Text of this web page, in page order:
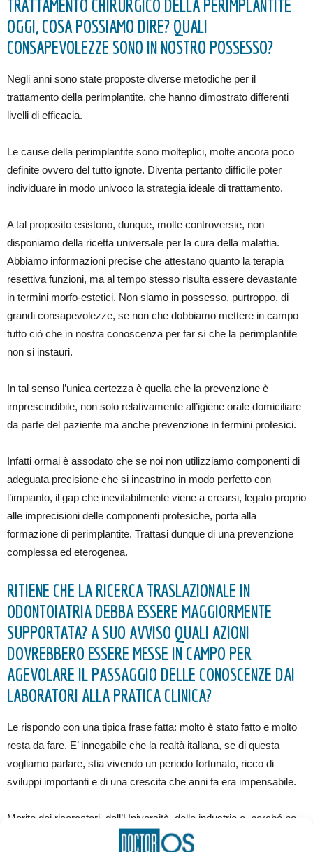
TRATTAMENTO CHIRURGICO DELLA PERIMPLANTITE
OGGI, COSA POSSIAMO DIRE? QUALI
CONSAPEVOLEZZE SONO IN NOSTRO POSSESSO?
Negli anni sono state proposte diverse metodiche per il
trattamento della perimplantite, che hanno dimostrato differenti
livelli di efficacia.
Le cause della perimplantite sono molteplici, molte ancora poco
definite ovvero del tutto ignote. Diventa pertanto difficile poter
individuare in modo univoco la strategia ideale di trattamento.
A tal proposito esistono, dunque, molte controversie, non
disponiamo della ricetta universale per la cura della malattia.
Abbiamo informazioni precise che attestano quanto la terapia
resettiva funzioni, ma al tempo stesso risulta essere devastante
in termini morfo-estetici. Non siamo in possesso, purtroppo, di
grandi consapevolezze, se non che dobbiamo mettere in campo
tutto ciò che in nostra conoscenza per far sì che la perimplantite
non si instauri.
In tal senso l’unica certezza è quella che la prevenzione è
imprescindibile, non solo relativamente all’igiene orale domiciliare
da parte del paziente ma anche prevenzione in termini protesici.
Infatti ormai è assodato che se noi non utilizziamo componenti di
adeguata precisione che si incastrino in modo perfetto con
l’impianto, il gap che inevitabilmente viene a crearsi, legato proprio
alle imprecisioni delle componenti protesiche, porta alla
formazione di perimplantite. Trattasi dunque di una prevenzione
complessa ed eterogenea.
RITIENE CHE LA RICERCA TRASLAZIONALE IN
ODONTOIATRIA DEBBA ESSERE MAGGIORMENTE
SUPPORTATA? A SUO AVVISO QUALI AZIONI
DOVREBBERO ESSERE MESSE IN CAMPO PER
AGEVOLARE IL PASSAGGIO DELLE CONOSCENZE DAI
LABORATORI ALLA PRATICA CLINICA?
Le rispondo con una tipica frase fatta: molto è stato fatto e molto
resta da fare. E’ innegabile che la realtà italiana, se di questa
vogliamo parlare, stia vivendo un periodo fortunato, ricco di
sviluppi importanti e di una crescita che anni fa era impensabile.
Merito dei ricercatori, dell’Università, delle industrie e, perché no,
dello Stato che, pur nelle difficoltà economiche attuali, dedica